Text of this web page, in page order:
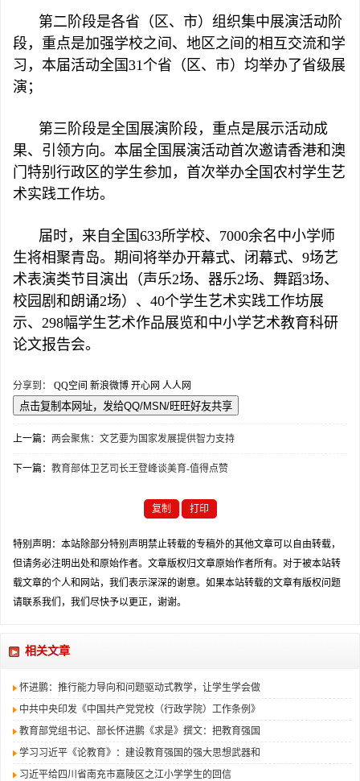
第二阶段是各省（区、市）组织集中展演活动阶
段，重点是加强学校之间、地区之间的相互交流和学
习，本届活动全国31个省（区、市）均举办了省级展
演；
第三阶段是全国展演阶段，重点是展示活动成
果、引领方向。本届全国展演活动首次邀请香港和澳
门特别行政区的学生参加，首次举办全国农村学生艺
术实践工作坊。
届时，来自全国633所学校、7000余名中小学师
生将相聚青岛。期间将举办开幕式、闭幕式、9场艺
术表演类节目演出（声乐2场、器乐2场、舞蹈3场、
校园剧和朗诵2场）、40个学生艺术实践工作坊展
示、298幅学生艺术作品展览和中小学艺术教育科研
论文报告会。
分享到： QQ空间 新浪微博 开心网 人人网
上一篇： 两会聚焦：文艺要为国家发展提供智力支持
下一篇： 教育部体卫艺司长王登峰谈美育-值得点赞
复制 打印
特别声明：本站除部分特别声明禁止转载的专稿外的其他文章可以自由转载，
但请务必注明出处和原始作者。文章版权归文章原始作者所有。对于被本站转
载文章的个人和网站，我们表示深深的谢意。如果本站转载的文章有版权问题
请联系我们，我们尽快予以更正，谢谢。
相关文章
怀进鹏：推行能力导向和问题驱动式教学，让学生学会做
中共中央印发《中国共产党党校（行政学院）工作条例》
教育部党组书记、部长怀进鹏《求是》撰文：把教育强国
学习习近平《论教育》：建设教育强国的强大思想武器和
习近平给四川省南充市嘉陵区之江小学学生的回信